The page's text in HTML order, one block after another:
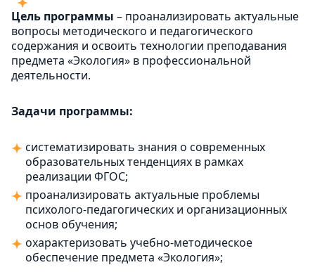
Цель программы – проанализировать актуальные
вопросы методического и педагогического
содержания и освоить технологии преподавания
предмета «Экология» в профессиональной
деятельности.
Задачи программы:
систематизировать знания о современных
образовательных тенденциях в рамках
реализации ФГОС;
проанализировать актуальные проблемы
психолого-педагогических и организационных
основ обучения;
охарактеризовать учебно-методическое
обеспечение предмета «Экология»;